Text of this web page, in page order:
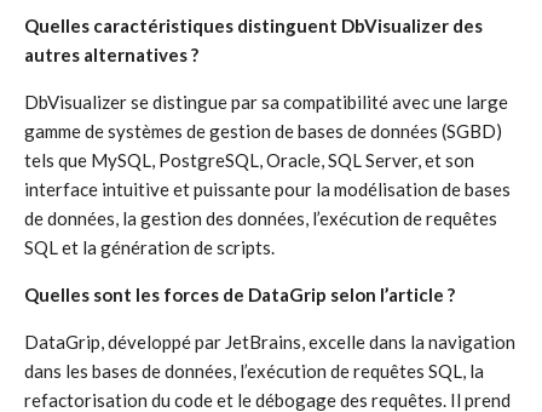
Quelles caractéristiques distinguent DbVisualizer des
autres alternatives ?
DbVisualizer se distingue par sa compatibilité avec une large
gamme de systèmes de gestion de bases de données (SGBD)
tels que MySQL, PostgreSQL, Oracle, SQL Server, et son
interface intuitive et puissante pour la modélisation de bases
de données, la gestion des données, l’exécution de requêtes
SQL et la génération de scripts.
Quelles sont les forces de DataGrip selon l’article ?
DataGrip, développé par JetBrains, excelle dans la navigation
dans les bases de données, l’exécution de requêtes SQL, la
refactorisation du code et le débogage des requêtes. Il prend